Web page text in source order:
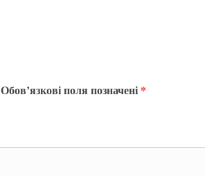
Обов’язкові поля позначені *